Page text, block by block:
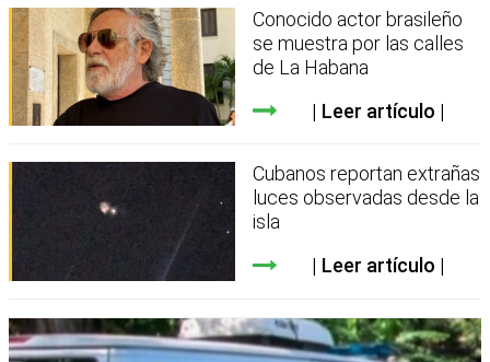
Conocido actor brasileño
se muestra por las calles
de La Habana
Leer artículo
Cubanos reportan extrañas
luces observadas desde la
isla
Leer artículo